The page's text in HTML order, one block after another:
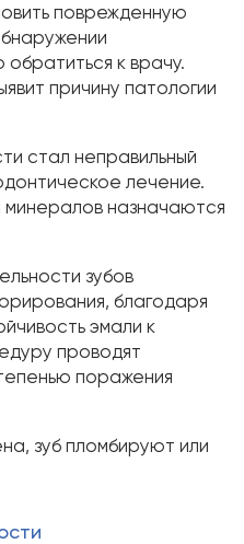
поврежденную
к врачу.
причину патологии
стал неправильный
лечение.
минералов назначаются
зубов
благодаря
эмали к
проводят
поражения
зуб пломбируют или